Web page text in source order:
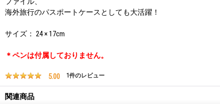
海外旅行のパスポートケースとしても大活躍！
サイズ： 24 × 17cm
＊ペンは付属しておりません。
5.00 1件のレビュー
関連商品